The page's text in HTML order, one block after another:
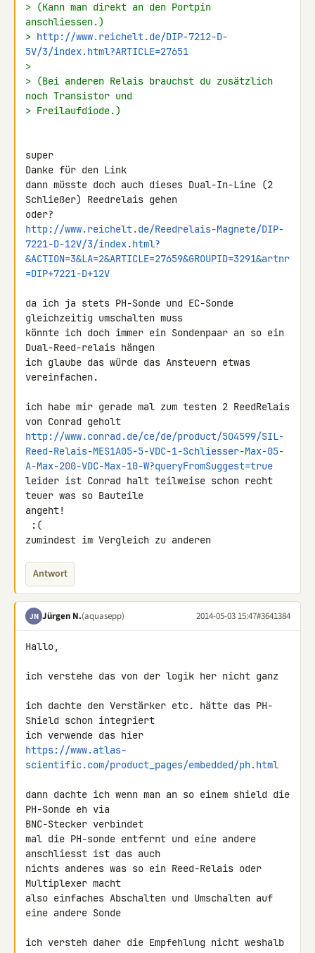
> (Kann man direkt an den Portpin
anschliessen.)
> http://www.reichelt.de/DIP-7212-D-
5V/3/index.html?ARTICLE=27651
>
> (Bei anderen Relais brauchst du zusätzlich
noch Transistor und
> Freilaufdiode.)
super
Danke für den Link
dann müsste doch auch dieses Dual-In-Line (2
Schließer) Reedrelais gehen
http://www.reichelt.de/Reedrelais-Magnete/DIP-
7221-D-12V/3/index.html?
&ACTION=3&LA=2&ARTICLE=27659&GROUPID=3291&artnr
=DIP+7221-D+12V
da ich ja stets PH-Sonde und EC-Sonde
gleichzeitig umschalten muss
könnte ich doch immer ein Sondenpaar an so ein
Dual-Reed-relais hängen
ich glaube das würde das Ansteuern etwas
vereinfachen.
ich habe mir gerade mal zum testen 2 ReedRelais
http://www.conrad.de/ce/de/product/504599/SIL-
Reed-Relais-MES1A05-5-VDC-1-Schliesser-Max-05-
A-Max-200-VDC-Max-10-W?queryFromSuggest=true
leider ist Conrad halt teilweise schon recht
teuer was so Bauteile
angeht!
zumindest im Vergleich zu anderen
Antwort
JN Jürgen N.(aquasepp) 2014-05-03 15:47#3641384
Hallo,
ich verstehe das von der logik her nicht ganz
ich dachte den Verstärker etc. hätte das PH-
Shield schon integriert
https://www.atlas-
scientific.com/product_pages/embedded/ph.html
dann dachte ich wenn man an so einem shield die
PH-Sonde eh via
BNC-Stecker verbindet
mal die PH-sonde entfernt und eine andere
anschliesst ist das auch
nichts anderes was so ein Reed-Relais oder
Multiplexer macht
also einfaches Abschalten und Umschalten auf
eine andere Sonde
ich versteh daher die Empfehlung nicht weshalb